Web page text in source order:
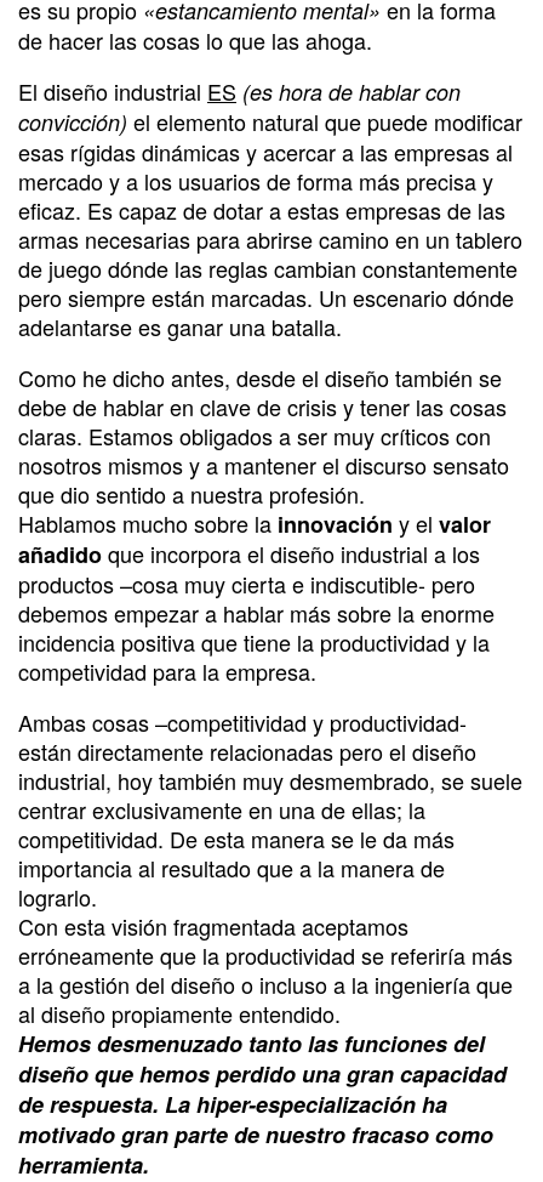
es su propio «estancamiento mental» en la forma
de hacer las cosas lo que las ahoga.
El diseño industrial ES (es hora de hablar con
convicción) el elemento natural que puede modificar
esas rígidas dinámicas y acercar a las empresas al
mercado y a los usuarios de forma más precisa y
eficaz. Es capaz de dotar a estas empresas de las
armas necesarias para abrirse camino en un tablero
de juego dónde las reglas cambian constantemente
pero siempre están marcadas. Un escenario dónde
adelantarse es ganar una batalla.
Como he dicho antes, desde el diseño también se
debe de hablar en clave de crisis y tener las cosas
claras. Estamos obligados a ser muy críticos con
nosotros mismos y a mantener el discurso sensato
que dio sentido a nuestra profesión.
Hablamos mucho sobre la innovación y el valor
añadidoque incorpora el diseño industrial a los
productos –cosa muy cierta e indiscutible- pero
debemos empezar a hablar más sobre la enorme
incidencia positiva que tiene la productividad y la
competividad para la empresa.
Ambas cosas –competitividad y productividad-
están directamente relacionadas pero el diseño
industrial, hoy también muy desmembrado, se suele
centrar exclusivamente en una de ellas; la
competitividad. De esta manera se le da más
importancia al resultado que a la manera de
lograrlo.
Con esta visión fragmentada aceptamos
erróneamente que la productividad se referiría más
a la gestión del diseño o incluso a la ingeniería que
al diseño propiamente entendido.
Hemos desmenuzado tanto las funciones del
diseño que hemos perdido una gran capacidad
de respuesta. La hiper-especialización ha
motivado gran parte de nuestro fracaso como
herramienta.